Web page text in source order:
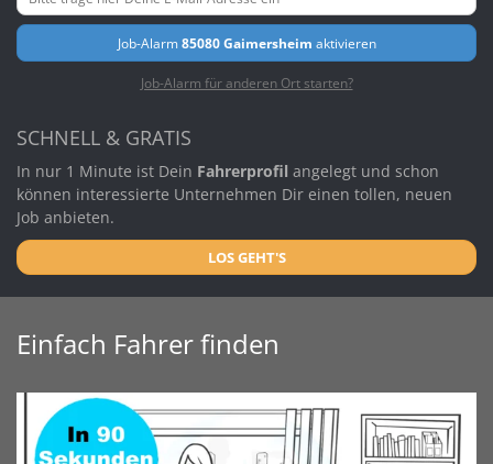
Job-Alarm85080 Gaimersheim aktivieren
Job-Alarm für anderen Ort starten?
SCHNELL & GRATIS
In nur 1 Minute ist Dein Fahrerprofil angelegt und schon
können interessierte Unternehmen Dir einen tollen, neuen
Job anbieten.
LOS GEHT'S
Einfach Fahrer finden